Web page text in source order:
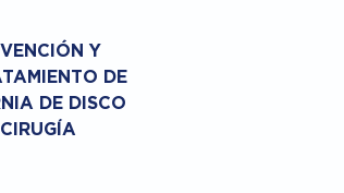
Y
DE
DE DISCO